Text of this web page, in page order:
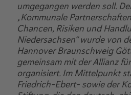
umgegangen werden soll.
„Kommunale
Chancen, Risiken und
Niedersachsen“ wurde von
Hannover Braunschweig
gemeinsam mit der Allianz
organisiert. Im Mittelpunkt
Friedrich-Ebert- sowie der